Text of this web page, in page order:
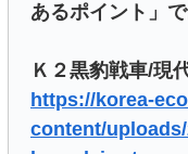
あるポイント」
Ｋ２黒豹戦車/現
https://korea-
content/